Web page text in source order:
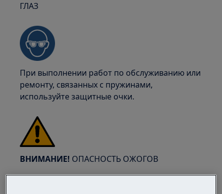
ГЛАЗ
При выполнении работ по обслуживанию или
ремонту, связанных с пружинами,
используйте защитные очки.
ВНИМАНИЕ! ОПАСНОСТЬ ОЖОГОВ
Перед любым ремонтом или обслуживанием